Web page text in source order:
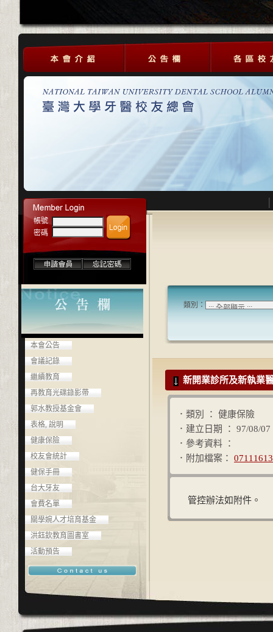
帳號
密碼
本會公告
會議記錄
繼續教育
再教育光碟錄影帶
郭水教授基金會
表格, 說明
健康保險
校友會統計
健保手冊
台大牙友
會費名單
關學婉人才培育基金
洪鈺欽教育圖書室
活動預告
類別：
新開業診所及新執業
．類別 ： 健康保險
．建立日期 ： 97/08/07
．參考資料 ：
．附加檔案：
管控辦法如附件。